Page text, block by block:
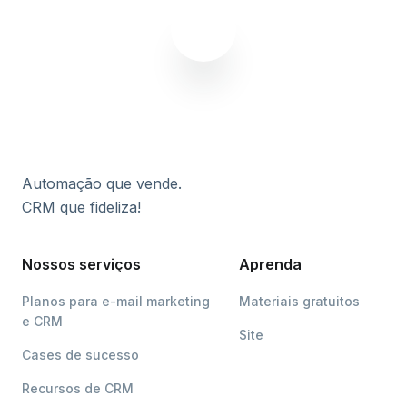
Automação que vende.
CRM que fideliza!
Nossos serviços
Planos para e-mail marketing
e CRM
Cases de sucesso
Recursos de CRM
Aprenda
Materiais gratuitos
Site